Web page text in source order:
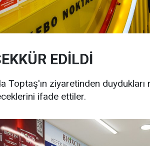
EDİLDİ
Toptaş'ın ziyaretinden
ifade ettiler.